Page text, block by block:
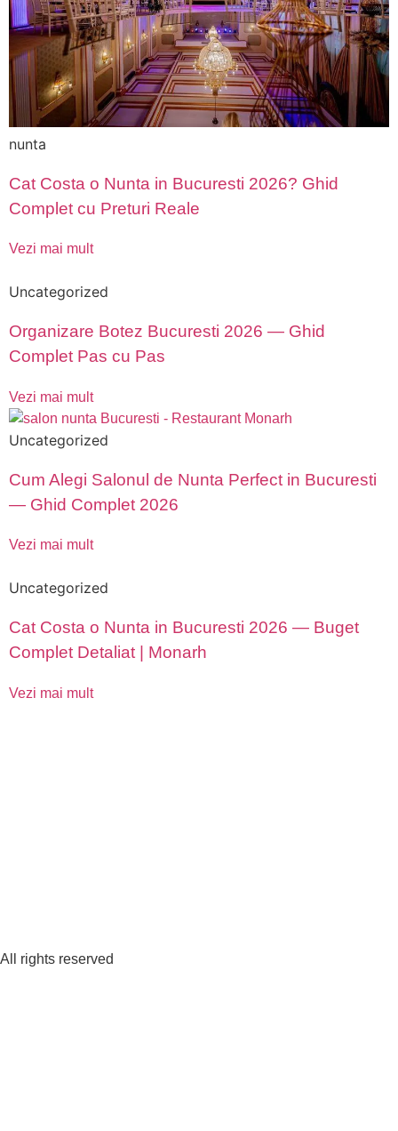
nunta
Cat Costa o Nunta in Bucuresti 2026? Ghid
Complet cu Preturi Reale
Vezi mai mult
Uncategorized
Organizare Botez Bucuresti 2026 — Ghid
Complet Pas cu Pas
Vezi mai mult
Uncategorized
Cum Alegi Salonul de Nunta Perfect in Bucuresti
— Ghid Complet 2026
Vezi mai mult
Uncategorized
Cat Costa o Nunta in Bucuresti 2026 — Buget
Complet Detaliat | Monarh
Vezi mai mult
All rights reserved